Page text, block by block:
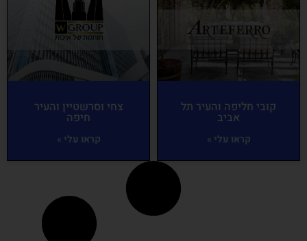
קובי חליפה והעיר תל
אביב
קראו עלי »
צחי וסרשטיין והעיר
חיפה
קראו עלי »